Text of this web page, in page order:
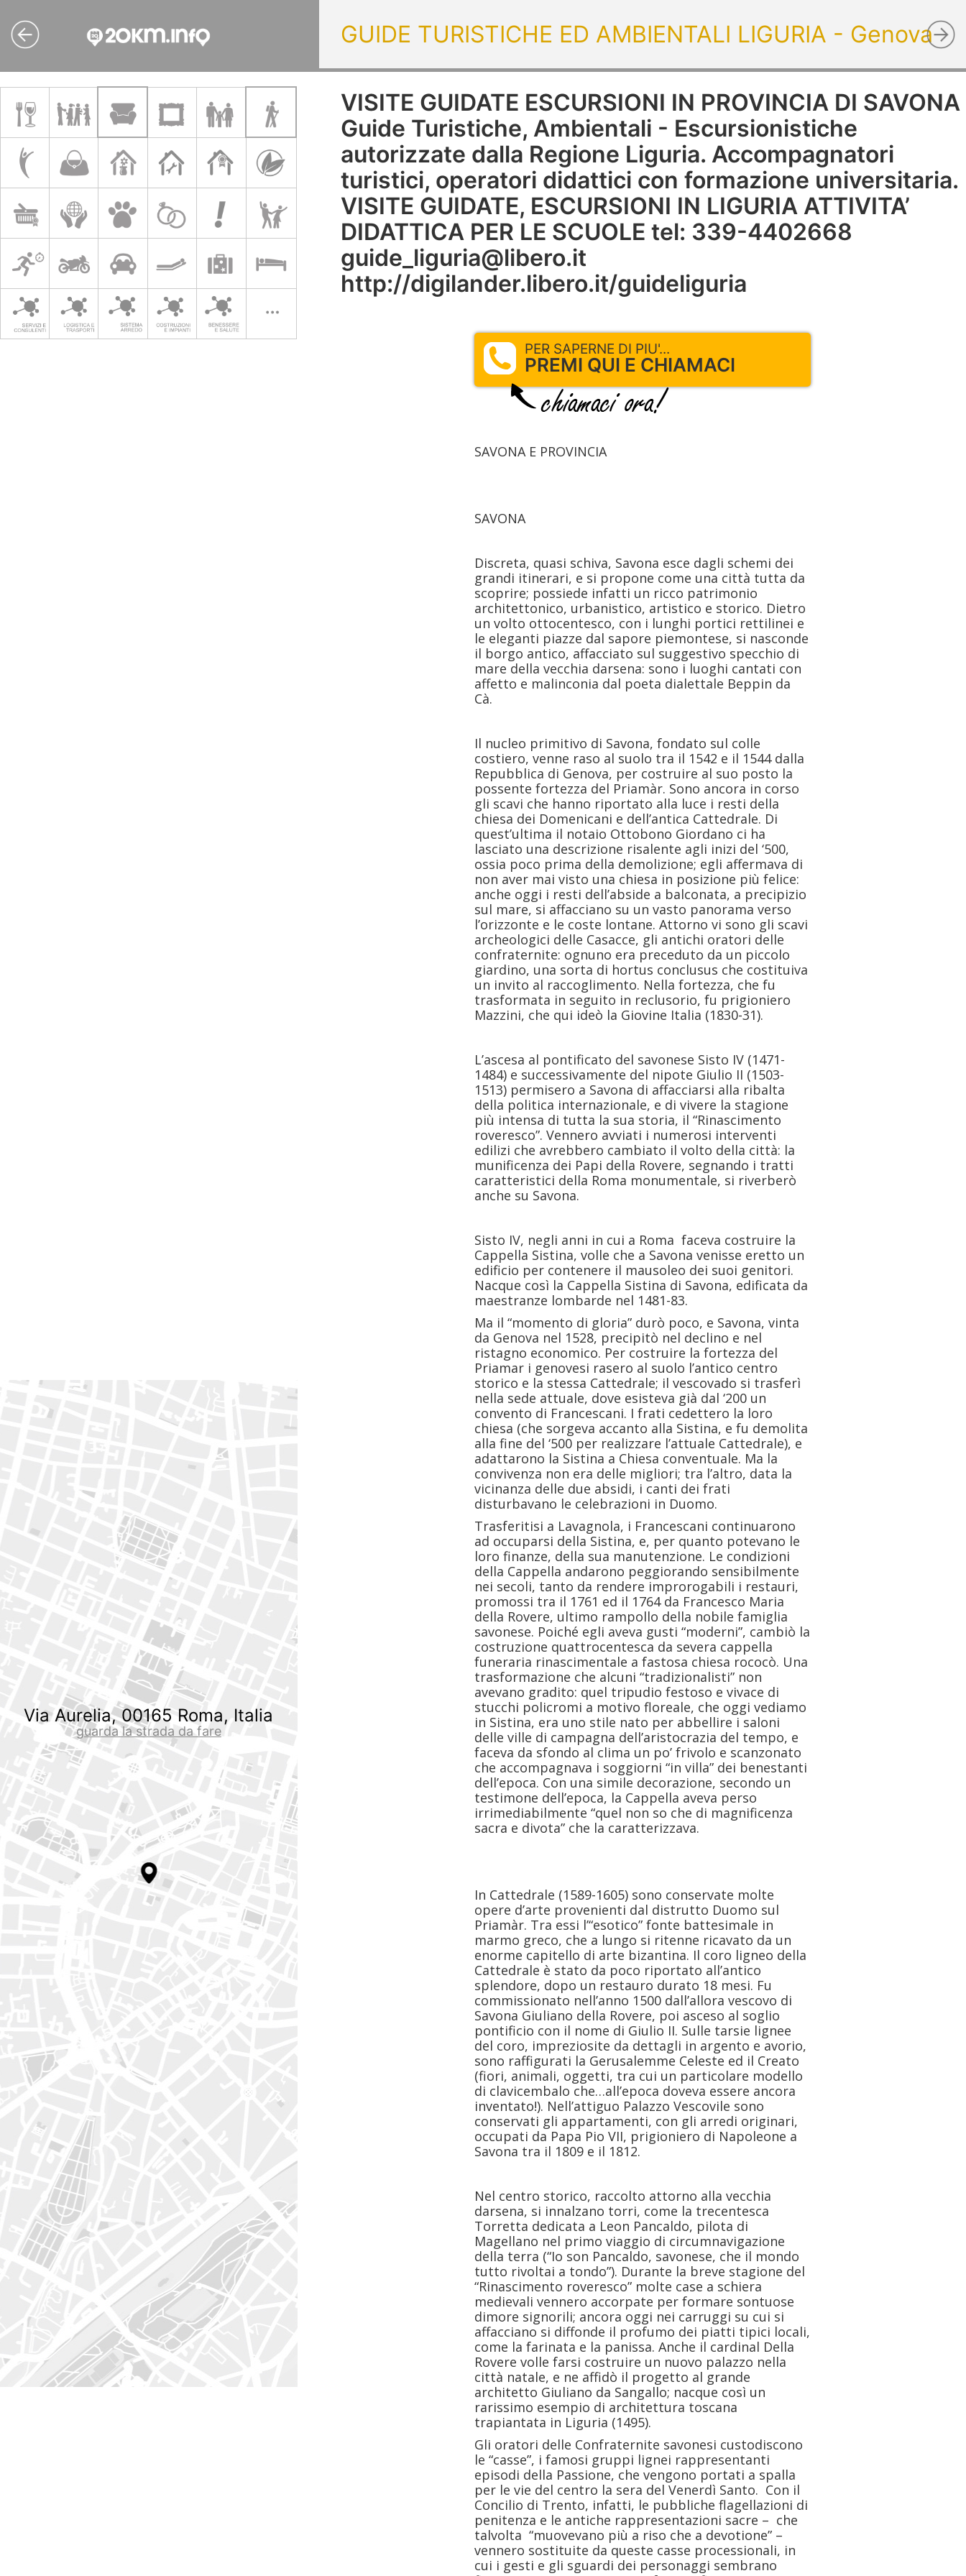
Via Aurelia, 00165 Roma, Italia
guarda la strada da fare
GUIDE TURISTICHE ED AMBIENTALI LIGURIA - Genova
VISITE GUIDATE ESCURSIONI IN PROVINCIA DI SAVONA
Guide Turistiche, Ambientali - Escursionistiche
autorizzate dalla Regione Liguria. Accompagnatori
turistici, operatori didattici con formazione universitaria.
VISITE GUIDATE, ESCURSIONI IN LIGURIA ATTIVITA’
DIDATTICA PER LE SCUOLE tel: 339-4402668
guide_liguria@libero.it
http://digilander.libero.it/guideliguria
PER SAPERNE DI PIU'...
PREMI QUI E CHIAMACI
SAVONA E PROVINCIA
SAVONA
Discreta, quasi schiva, Savona esce dagli schemi dei
grandi itinerari, e si propone come una città tutta da
scoprire; possiede infatti un ricco patrimonio
architettonico, urbanistico, artistico e storico. Dietro
un volto ottocentesco, con i lunghi portici rettilinei e
le eleganti piazze dal sapore piemontese, si nasconde
il borgo antico, affacciato sul suggestivo specchio di
mare della vecchia darsena: sono i luoghi cantati con
affetto e malinconia dal poeta dialettale Beppin da
Cà.
Il nucleo primitivo di Savona, fondato sul colle
costiero, venne raso al suolo tra il 1542 e il 1544 dalla
Repubblica di Genova, per costruire al suo posto la
possente fortezza del Priamàr. Sono ancora in corso
gli scavi che hanno riportato alla luce i resti della
chiesa dei Domenicani e dell’antica Cattedrale. Di
quest’ultima il notaio Ottobono Giordano ci ha
lasciato una descrizione risalente agli inizi del ‘500,
ossia poco prima della demolizione; egli affermava di
non aver mai visto una chiesa in posizione più felice:
anche oggi i resti dell’abside a balconata, a precipizio
sul mare, si affacciano su un vasto panorama verso
l’orizzonte e le coste lontane. Attorno vi sono gli scavi
archeologici delle Casacce, gli antichi oratori delle
confraternite: ognuno era preceduto da un piccolo
giardino, una sorta di hortus conclusus che costituiva
un invito al raccoglimento. Nella fortezza, che fu
trasformata in seguito in reclusorio, fu prigioniero
Mazzini, che qui ideò la Giovine Italia (1830-31).
L’ascesa al pontificato del savonese Sisto IV (1471-
1484) e successivamente del nipote Giulio II (1503-
1513) permisero a Savona di affacciarsi alla ribalta
della politica internazionale, e di vivere la stagione
più intensa di tutta la sua storia, il “Rinascimento
roveresco”. Vennero avviati i numerosi interventi
edilizi che avrebbero cambiato il volto della città: la
munificenza dei Papi della Rovere, segnando i tratti
caratteristici della Roma monumentale, si riverberò
anche su Savona.
Sisto IV, negli anni in cui a Roma faceva costruire la
Cappella Sistina, volle che a Savona venisse eretto un
edificio per contenere il mausoleo dei suoi genitori.
Nacque così la Cappella Sistina di Savona, edificata da
maestranze lombarde nel 1481-83.
Ma il “momento di gloria” durò poco, e Savona, vinta
da Genova nel 1528, precipitò nel declino e nel
ristagno economico. Per costruire la fortezza del
Priamar i genovesi rasero al suolo l’antico centro
storico e la stessa Cattedrale; il vescovado si trasferì
nella sede attuale, dove esisteva già dal ‘200 un
convento di Francescani. I frati cedettero la loro
chiesa (che sorgeva accanto alla Sistina, e fu demolita
alla fine del ‘500 per realizzare l’attuale Cattedrale), e
adattarono la Sistina a Chiesa conventuale. Ma la
convivenza non era delle migliori; tra l’altro, data la
vicinanza delle due absidi, i canti dei frati
disturbavano le celebrazioni in Duomo.
Trasferitisi a Lavagnola, i Francescani continuarono
ad occuparsi della Sistina, e, per quanto potevano le
loro finanze, della sua manutenzione. Le condizioni
della Cappella andarono peggiorando sensibilmente
nei secoli, tanto da rendere improrogabili i restauri,
promossi tra il 1761 ed il 1764 da Francesco Maria
della Rovere, ultimo rampollo della nobile famiglia
savonese. Poiché egli aveva gusti “moderni”, cambiò la
costruzione quattrocentesca da severa cappella
funeraria rinascimentale a fastosa chiesa rococò. Una
trasformazione che alcuni “tradizionalisti” non
avevano gradito: quel tripudio festoso e vivace di
stucchi policromi a motivo floreale, che oggi vediamo
in Sistina, era uno stile nato per abbellire i saloni
delle ville di campagna dell’aristocrazia del tempo, e
faceva da sfondo al clima un po’ frivolo e scanzonato
che accompagnava i soggiorni “in villa” dei benestanti
dell’epoca. Con una simile decorazione, secondo un
testimone dell’epoca, la Cappella aveva perso
irrimediabilmente “quel non so che di magnificenza
sacra e divota” che la caratterizzava.
In Cattedrale (1589-1605) sono conservate molte
opere d’arte provenienti dal distrutto Duomo sul
Priamàr. Tra essi l’“esotico” fonte battesimale in
marmo greco, che a lungo si ritenne ricavato da un
enorme capitello di arte bizantina. Il coro ligneo della
Cattedrale è stato da poco riportato all’antico
splendore, dopo un restauro durato 18 mesi. Fu
commissionato nell’anno 1500 dall’allora vescovo di
Savona Giuliano della Rovere, poi asceso al soglio
pontificio con il nome di Giulio II. Sulle tarsie lignee
del coro, impreziosite da dettagli in argento e avorio,
sono raffigurati la Gerusalemme Celeste ed il Creato
(fiori, animali, oggetti, tra cui un particolare modello
di clavicembalo che…all’epoca doveva essere ancora
inventato!). Nell’attiguo Palazzo Vescovile sono
conservati gli appartamenti, con gli arredi originari,
occupati da Papa Pio VII, prigioniero di Napoleone a
Savona tra il 1809 e il 1812.
Nel centro storico, raccolto attorno alla vecchia
darsena, si innalzano torri, come la trecentesca
Torretta dedicata a Leon Pancaldo, pilota di
Magellano nel primo viaggio di circumnavigazione
della terra (“Io son Pancaldo, savonese, che il mondo
tutto rivoltai a tondo”). Durante la breve stagione del
“Rinascimento roveresco” molte case a schiera
medievali vennero accorpate per formare sontuose
dimore signorili; ancora oggi nei carruggi su cui si
affacciano si diffonde il profumo dei piatti tipici locali,
come la farinata e la panissa. Anche il cardinal Della
Rovere volle farsi costruire un nuovo palazzo nella
città natale, e ne affidò il progetto al grande
architetto Giuliano da Sangallo; nacque così un
rarissimo esempio di architettura toscana
trapiantata in Liguria (1495).
Gli oratori delle Confraternite savonesi custodiscono
le “casse”, i famosi gruppi lignei rappresentanti
episodi della Passione, che vengono portati a spalla
per le vie del centro la sera del Venerdì Santo. Con il
Concilio di Trento, infatti, le pubbliche flagellazioni di
penitenza e le antiche rappresentazioni sacre – che
talvolta “muovevano più a riso che a devotione” –
vennero sostituite da queste casse processionali, in
cui i gesti e gli sguardi dei personaggi sembrano